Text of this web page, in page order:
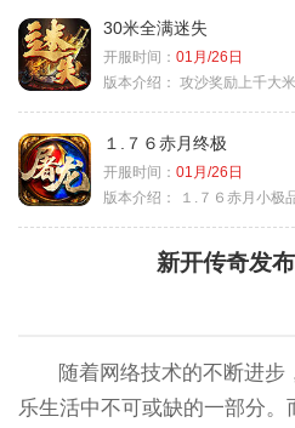
30米全满迷失
开服时间： 01月/26日
版本介绍： 攻沙奖励上千大
１.７６赤月终极
开服时间： 01月/26日
版本介绍：
１.７６赤月小极品
新开传奇发
随着网络技术的不断进步
乐生活中不可或缺的一部分